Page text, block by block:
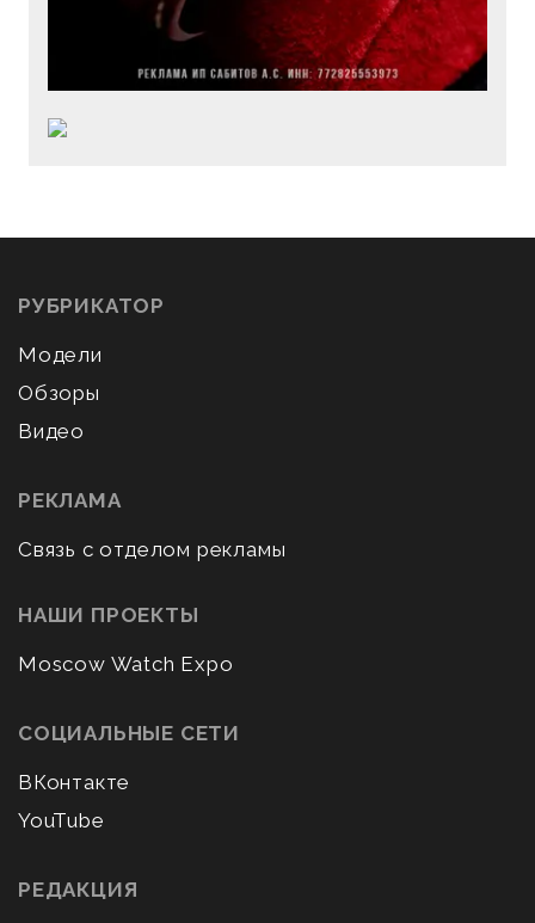
РУБРИКАТОР
Модели
Обзоры
Видео
РЕКЛАМА
Связь с отделом рекламы
НАШИ ПРОЕКТЫ
Moscow Watch Expo
СОЦИАЛЬНЫЕ СЕТИ
ВКонтакте
YouTube
РЕДАКЦИЯ